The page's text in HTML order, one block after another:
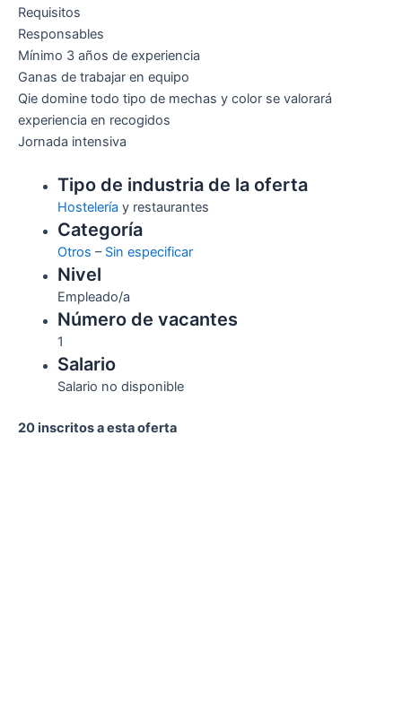
Requisitos
Responsables
Mínimo 3 años de experiencia
Ganas de trabajar en equipo
Qie domine todo tipo de mechas y color se valorará
experiencia en recogidos
Jornada intensiva
Tipo de industria de la oferta
Hostelería y restaurantes
Categoría
Otros – Sin especificar
Nivel
Empleado/a
Número de vacantes
1
Salario
Salario no disponible
20 inscritos a esta oferta